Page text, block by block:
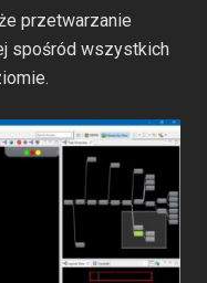
przetwarzanie
spośród wszystkich